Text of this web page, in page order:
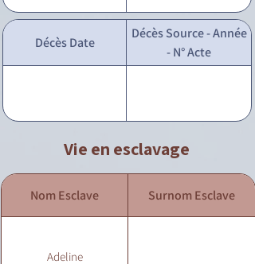
Décès Date
Décès Source - Année
- N° Acte
Vie en esclavage
Nom Esclave Surnom Esclave
Adeline